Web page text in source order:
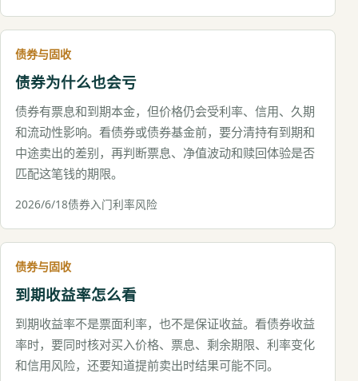
债券与固收
债券为什么也会亏
债券有票息和到期本金，但价格仍会受利率、信用、久期
和流动性影响。看债券或债券基金前，要分清持有到期和
中途卖出的差别，再判断票息、净值波动和赎回体验是否
匹配这笔钱的期限。
2026/6/18债券入门利率风险
债券与固收
到期收益率怎么看
到期收益率不是票面利率，也不是保证收益。看债券收益
率时，要同时核对买入价格、票息、剩余期限、利率变化
和信用风险，还要知道提前卖出时结果可能不同。